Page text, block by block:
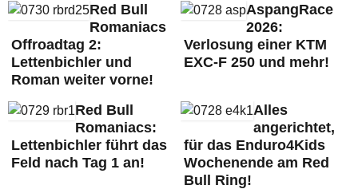
Red Bull
Romaniacs
Offroadtag 2:
Lettenbichler und
Roman weiter vorne!
AspangRace
2026:
Verlosung einer KTM
EXC-F 250 und mehr!
Red Bull
Romaniacs:
Lettenbichler führt das
Feld nach Tag 1 an!
Alles
angerichtet,
für das Enduro4Kids
Wochenende am Red
Bull Ring!